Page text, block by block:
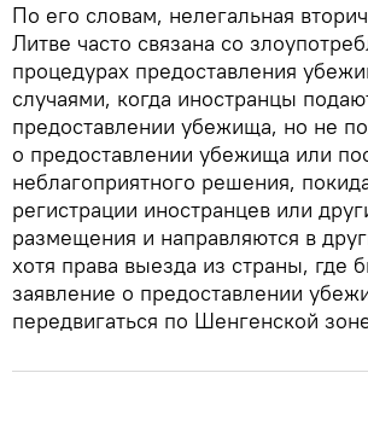
По его словам, нелегальная
Литве часто связана со
процедурах предоставления
случаями, когда иностранцы
предоставлении убежища, но не
о предоставлении убежища или
неблагоприятного решения,
регистрации иностранцев или
размещения и направляются в
хотя права выезда из страны, где
заявление о предоставлении
передвигаться по Шенгенской